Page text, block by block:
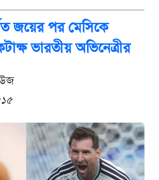
জয়ের পর মেসিকে
ভারতীয় অভিনেত্রীর